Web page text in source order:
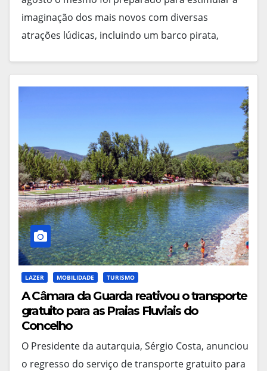
imaginação dos mais novos com diversas
atrações lúdicas, incluindo um barco pirata,
LAZER MOBILIDADE TURISMO
A Câmara da Guarda reativou o transporte
gratuito para as Praias Fluviais do
Concelho
O Presidente da autarquia, Sérgio Costa, anunciou
o regresso do serviço de transporte gratuito para